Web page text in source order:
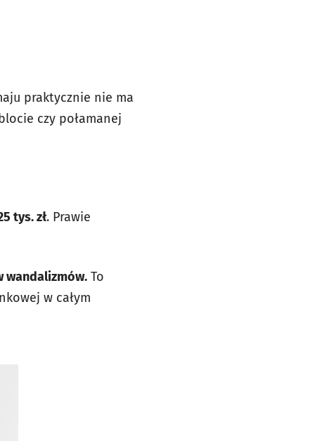
praktycznie nie ma
czy połamanej
tys. zł. Prawie
wandalizmów. To
w całym